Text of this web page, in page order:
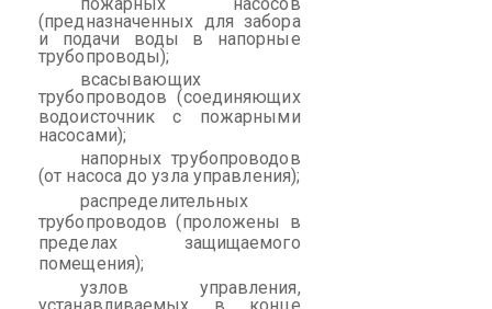
(предназначенных для забора
и подачи воды в напорные
трубопроводы);
всасывающих
трубопроводов (соединяющих
водоисточник с пожарными
насосами);
напорных трубопроводов
(от насоса до узла управления);
распределительных
трубопроводов (проложены в
пределах защищаемого
помещения);
узлов управления,